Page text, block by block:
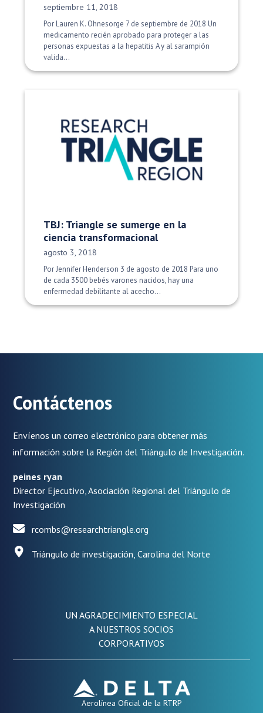
Fecha de publicación:
septiembre 11, 2018
Por Lauren K. Ohnesorge 7 de septiembre de 2018 Un
medicamento recién aprobado para proteger a las
personas expuestas a la hepatitis A y al sarampión
valida...
TBJ: Triangle se sumerge en la
ciencia transformacional
Fecha de publicación:
agosto 3, 2018
Por Jennifer Henderson 3 de agosto de 2018 Para uno
de cada 3500 bebés varones nacidos, hay una
enfermedad debilitante al acecho...
Contáctenos
Envíenos un correo electrónico para obtener más
información sobre la Región del Triángulo de Investigación.
peines ryan
Director Ejecutivo, Asociación Regional del Triángulo de
Investigación
rcombs@researchtriangle.org
Triángulo de investigación, Carolina del Norte
UN AGRADECIMIENTO ESPECIAL
A NUESTROS SOCIOS
CORPORATIVOS
Aerolínea Oficial de la RTRP